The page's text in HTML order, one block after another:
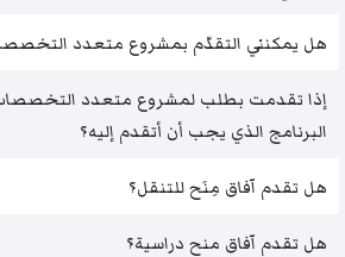
هل يمكنني التقدّم بمشروع متعدد
إذا تقدمت بطلب لمشروع متعدد
البرنامج الذي يجب أن أتقدم إليه؟
هل تقدم آفاق مِنَح للتنقل؟
هل تقدم آفاق منح دراسية؟